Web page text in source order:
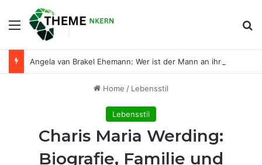
Menu
Home / Lebensstil
Lebensstil
Charis Maria Werding:
Biografie, Familie und